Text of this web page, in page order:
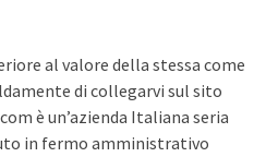
al valore della stessa come
di collegarvi sul sito
è un’azienda Italiana seria
in fermo amministrativo